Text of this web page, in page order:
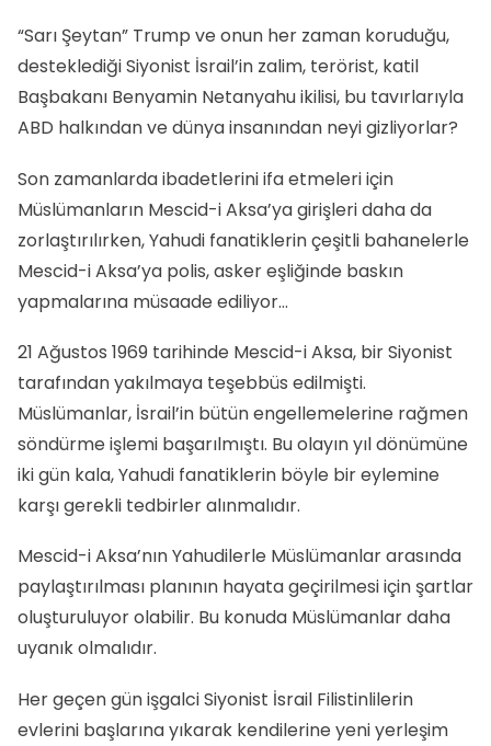
“Sarı Şeytan” Trump ve onun her zaman koruduğu,
desteklediği Siyonist İsrail’in zalim, terörist, katil
Başbakanı Benyamin Netanyahu ikilisi, bu tavırlarıyla
ABD halkından ve dünya insanından neyi gizliyorlar?
Son zamanlarda ibadetlerini ifa etmeleri için
Müslümanların Mescid-i Aksa’ya girişleri daha da
zorlaştırılırken, Yahudi fanatiklerin çeşitli bahanelerle
Mescid-i Aksa’ya polis, asker eşliğinde baskın
yapmalarına müsaade ediliyor…
21 Ağustos 1969 tarihinde Mescid-i Aksa, bir Siyonist
tarafından yakılmaya teşebbüs edilmişti.
Müslümanlar, İsrail’in bütün engellemelerine rağmen
söndürme işlemi başarılmıştı. Bu olayın yıl dönümüne
iki gün kala, Yahudi fanatiklerin böyle bir eylemine
karşı gerekli tedbirler alınmalıdır.
Mescid-i Aksa’nın Yahudilerle Müslümanlar arasında
paylaştırılması planının hayata geçirilmesi için şartlar
oluşturuluyor olabilir. Bu konuda Müslümanlar daha
uyanık olmalıdır.
Her geçen gün işgalci Siyonist İsrail Filistinlilerin
evlerini başlarına yıkarak kendilerine yeni yerleşim